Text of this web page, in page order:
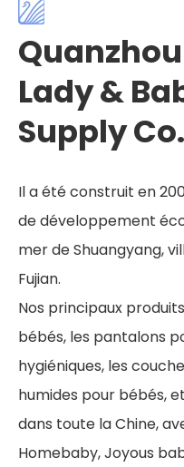
Lady &
Supply
Il a été construit en
de développement
mer de Shuangyang,
Fujian.
Nos principaux
bébés, les pantalons
hygiéniques, les
humides pour bébés,
dans toute la Chine,
Homebaby, Joyous